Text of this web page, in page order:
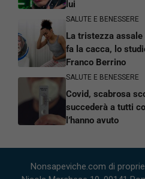
lui
SALUTE E BENESSERE
La tristezza assale
fa la cacca, lo
Franco Berrino
SALUTE E BENESSERE
Covid, scabrosa
succederà a tutti
l’hanno avuto
Nonsapeviche.com di